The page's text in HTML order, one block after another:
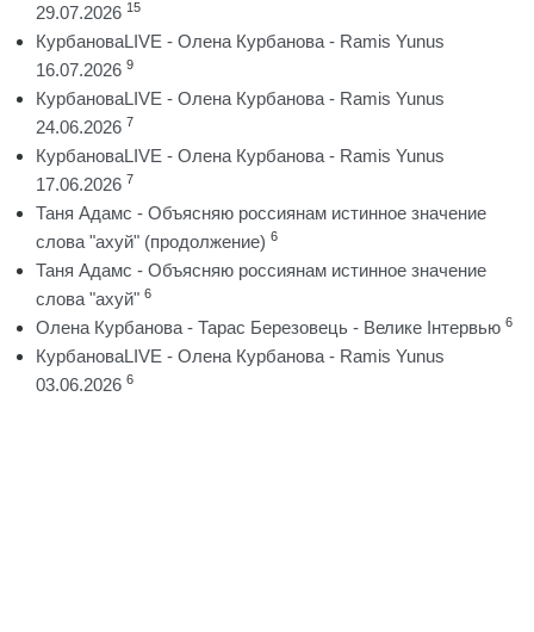
29.07.2026 15
КурбановаLIVE - Олена Курбанова - Ramis Yunus
16.07.2026 9
КурбановаLIVE - Олена Курбанова - Ramis Yunus
24.06.2026 7
КурбановаLIVE - Олена Курбанова - Ramis Yunus
17.06.2026 7
Таня Адамс - Объясняю россиянам истинное значение
слова "ахуй" (продолжение) 6
Таня Адамс - Объясняю россиянам истинное значение
слова "ахуй" 6
Олена Курбанова - Тарас Березовець - Велике Інтервью 6
КурбановаLIVE - Олена Курбанова - Ramis Yunus
03.06.2026 6